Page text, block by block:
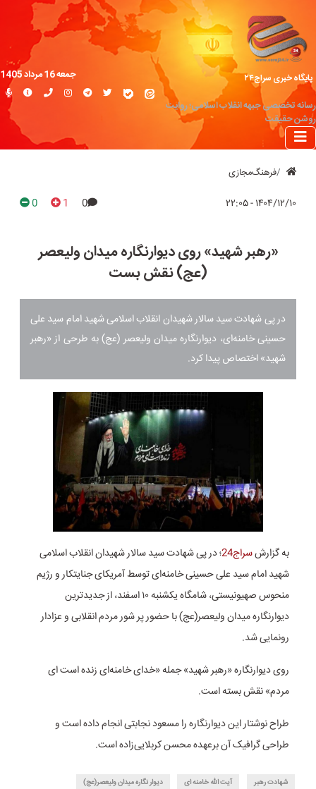
پایگاه خبری سراج۲۴
رسانه تخصصی جبهه انقلاب اسلامی؛ روایت
روشن حقیقت
جمعه 16 مرداد 1405
فرهنگ‌مجازی
۱۴۰۴/۱۲/۱۰ - ۲۲:۰۵ 0
1
0
«رهبر شهید» روی دیوارنگاره میدان ولیعصر
(عج) نقش بست
در پی شهادت سید سالار شهیدان انقلاب اسلامی شهید امام سید علی
حسینی خامنه‌ای، دیوارنگاره میدان ولیعصر (عج) به طرحی از «رهبر
شهید» اختصاص پیدا کرد.
به گزارشسراج24
؛ در پی شهادت سید سالار شهیدان انقلاب اسلامی
شهید امام سید علی حسینی خامنه‌ای توسط آمریکای جنایتکار و رژیم
منحوس صهیونیستی، شامگاه یکشنبه ۱۰ اسفند، از جدیدترین
دیوارنگاره میدان ولیعصر(عج) با حضور پر شور مردم انقلابی و عزادار
رونمایی شد.
روی دیوارنگاره «رهبر شهید» جمله‌ «خدای خامنه‌ای زنده است ای
مردم» نقش بسته است.
طراح نوشتار این دیوارنگاره را مسعود نجابتی انجام داده است و
طراحی گرافیک آن برعهده محسن کربلایی‌زاده است.
شهادت رهبر آیت الله خامنه ای دیوار نگاره میدان ولیعصر(عج)